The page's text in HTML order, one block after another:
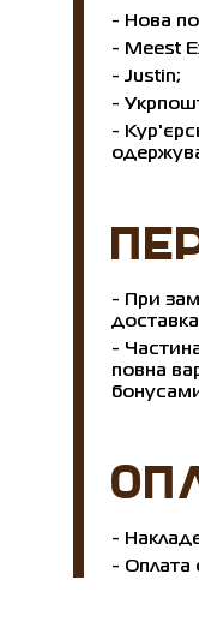
- Нова
- Meest
- Justin;
-
-
- При
-
повна
-
- Оплата